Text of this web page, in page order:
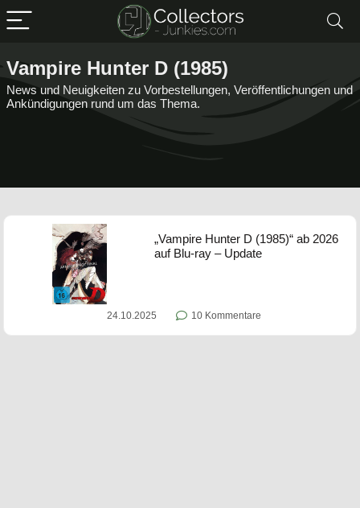
Vampire Hunter D (1985)
News und Neuigkeiten zu Vorbestellungen, Veröffentlichungen und
Ankündigungen rund um das Thema.
„Vampire Hunter D (1985)“ ab 2026
auf Blu-ray – Update
24.10.2025 10 Kommentare